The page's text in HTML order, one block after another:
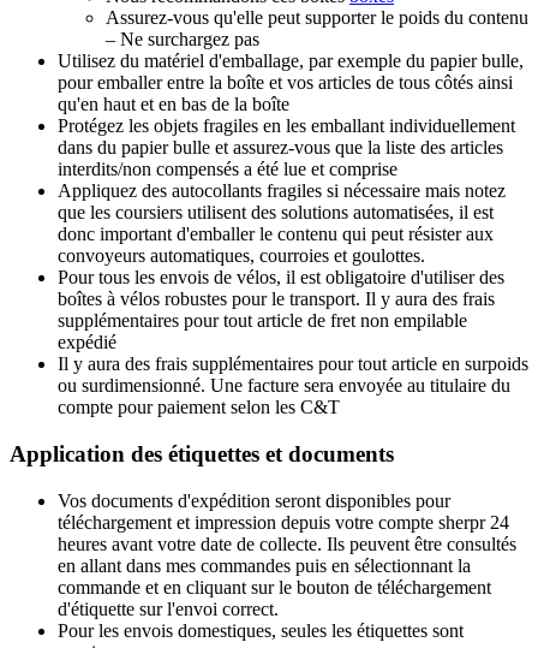
Assurez-vous qu'elle peut supporter le poids du contenu
– Ne surchargez pas
Utilisez du matériel d'emballage, par exemple du papier bulle,
pour emballer entre la boîte et vos articles de tous côtés ainsi
qu'en haut et en bas de la boîte
Protégez les objets fragiles en les emballant individuellement
dans du papier bulle et assurez-vous que la liste des articles
interdits/non compensés a été lue et comprise
Appliquez des autocollants fragiles si nécessaire mais notez
que les coursiers utilisent des solutions automatisées, il est
donc important d'emballer le contenu qui peut résister aux
convoyeurs automatiques, courroies et goulottes.
Pour tous les envois de vélos, il est obligatoire d'utiliser des
boîtes à vélos robustes pour le transport. Il y aura des frais
supplémentaires pour tout article de fret non empilable
expédié
Il y aura des frais supplémentaires pour tout article en surpoids
ou surdimensionné. Une facture sera envoyée au titulaire du
compte pour paiement selon les C&T
Application des étiquettes et documents
Vos documents d'expédition seront disponibles pour
téléchargement et impression depuis votre compte sherpr 24
heures avant votre date de collecte. Ils peuvent être consultés
en allant dans mes commandes puis en sélectionnant la
commande et en cliquant sur le bouton de téléchargement
d'étiquette sur l'envoi correct.
Pour les envois domestiques, seules les étiquettes sont